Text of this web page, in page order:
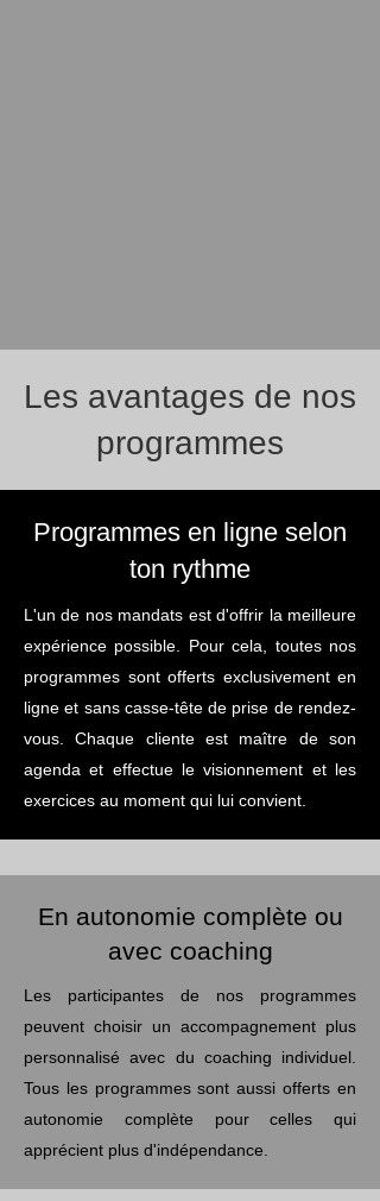
Les avantages de nos
programmes
Programmes en ligne selon
ton rythme
L'un de nos mandats est d'offrir la meilleure
expérience possible. Pour cela, toutes nos
programmes sont offerts exclusivement en
ligne et sans casse-tête de prise de rendez-
vous. Chaque cliente est maître de son
agenda et effectue le visionnement et les
exercices au moment qui lui convient.
En autonomie complète ou
avec coaching
Les participantes de nos programmes
peuvent choisir un accompagnement plus
personnalisé avec du coaching individuel.
Tous les programmes sont aussi offerts en
autonomie complète pour celles qui
apprécient plus d'indépendance.